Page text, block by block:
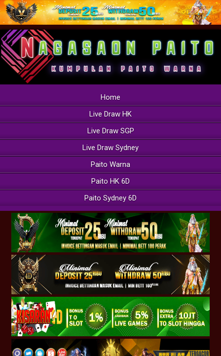
Home
Live Draw HK
Live Draw SGP
Live Draw Sydney
Paito Warna
Paito HK 6D
Paito Sydney 6D